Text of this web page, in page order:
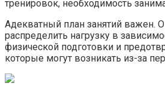
тренировок, необходимость
Адекватный план занятий важен.
распределить нагрузку в
физической подготовки и
которые могут возникать из-за